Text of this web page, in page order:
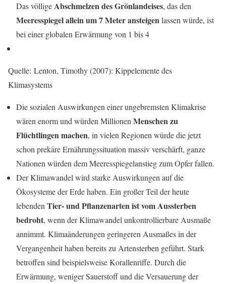
Das völligeAbschmelzen des Grönlandeises, das den
Meeresspiegel allein um 7 Meter ansteigenlassen würde, ist
bei einer globalen Erwärmung von 1 bis 4
Quelle: Lenton, Timothy (2007): Kippelemente des
Klimasystems
Die sozialen Auswirkungen einer ungebremsten Klimakrise
wären enorm und würden Millionen Menschen zu
Flüchtlingen machen, in vielen Regionen würde die jetzt
schon prekäre Ernährungssituation massiv verschärft, ganze
Nationen würden dem Meeresspiegelanstieg zum Opfer fallen.
Der Klimawandel wird starke Auswirkungen auf die
Ökosysteme der Erde haben. Ein großer Teil der heute
lebenden Tier- und Pflanzenarten ist vom Aussterben
bedroht, wenn der Klimawandel unkontrollierbare Ausmaße
annimmt. Klimaänderungen geringeren Ausmaßes in der
Vergangenheit haben bereits zu Artensterben geführt. Stark
betroffen sind beispielsweise Korallenriffe. Durch die
Erwärmung, weniger Sauerstoff und die Versauerung der